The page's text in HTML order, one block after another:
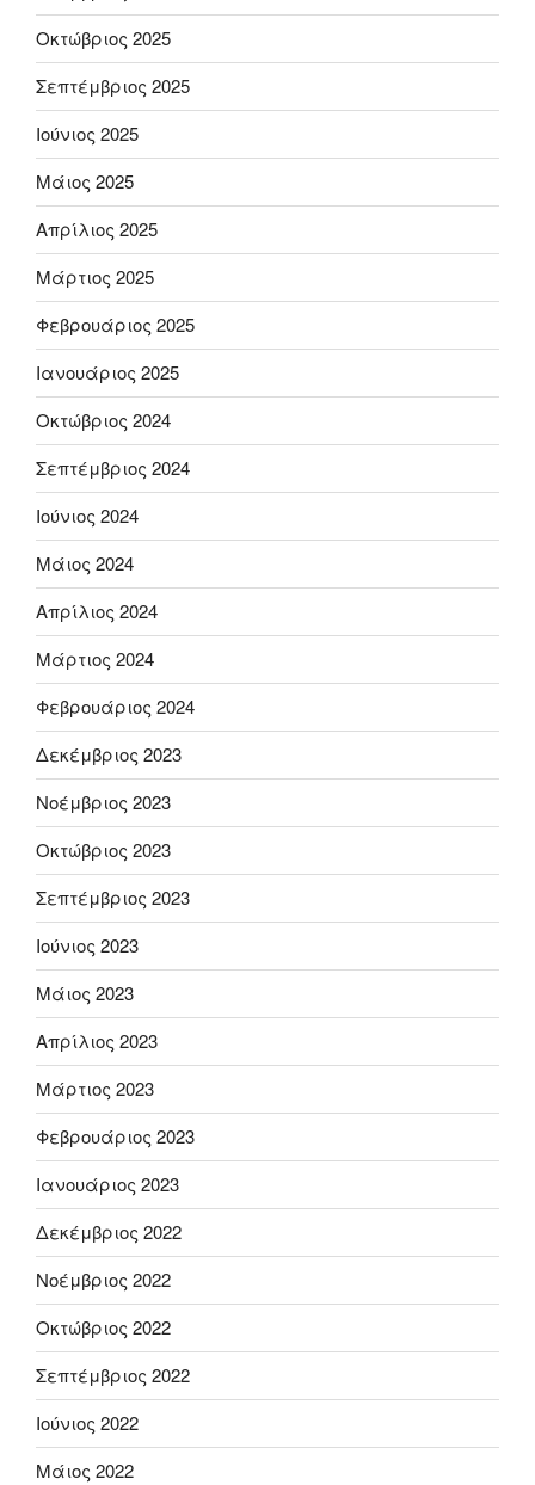
Οκτώβριος 2025
Σεπτέμβριος 2025
Ιούνιος 2025
Μάιος 2025
Απρίλιος 2025
Μάρτιος 2025
Φεβρουάριος 2025
Ιανουάριος 2025
Οκτώβριος 2024
Σεπτέμβριος 2024
Ιούνιος 2024
Μάιος 2024
Απρίλιος 2024
Μάρτιος 2024
Φεβρουάριος 2024
Δεκέμβριος 2023
Νοέμβριος 2023
Οκτώβριος 2023
Σεπτέμβριος 2023
Ιούνιος 2023
Μάιος 2023
Απρίλιος 2023
Μάρτιος 2023
Φεβρουάριος 2023
Ιανουάριος 2023
Δεκέμβριος 2022
Νοέμβριος 2022
Οκτώβριος 2022
Σεπτέμβριος 2022
Ιούνιος 2022
Μάιος 2022